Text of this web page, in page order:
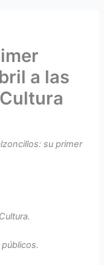
a las
su primer